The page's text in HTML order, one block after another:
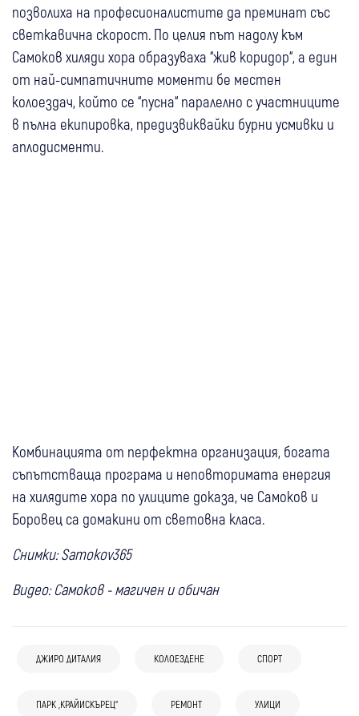
позволиха на професионалистите да преминат със
светкавична скорост. По целия път надолу към
Самоков хиляди хора образуваха “жив коридор“, а един
от най-симпатичните моменти бе местен
колоездач, който се “пусна“ паралелно с участниците
в пълна екипировка, предизвиквайки бурни усмивки и
аплодисменти.
Комбинацията от перфектна организация, богата
съпътстваща програма и неповторимата енергия
на хилядите хора по улиците доказа, че Самоков и
Боровец са домакини от световна класа.
Снимки: Samokov365
Видео: Самоков - магичен и обичан
ДЖИРО ДИТАЛИЯ КОЛОЕЗДЕНЕ СПОРТ
ПАРК „КРАЙИСКЪРЕЦ“ РЕМОНТ УЛИЦИ
Петрич 08 авг
Обновяват яслената сграда към ДГ
Банско Любопитно 05 авг
Откриха нередности при ремонти на
Самоков България Спорт 03 авг